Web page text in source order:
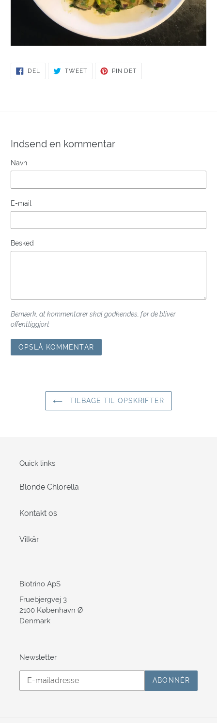
DEL
PÅ
TWEETTWEET
PIN DET
Indsend en kommentar
Navn
E-mail
Besked
Bemærk, at kommentarer skal godkendes, før de bliver
offentliggjort
TILBAGE TIL OPSKRIFTER
Quick links
Blonde Chlorella
Kontakt os
Vilkår
Biotrino ApS
Fruebjergvej 3
2100 København Ø
Denmark
Newsletter
ABONNÉR